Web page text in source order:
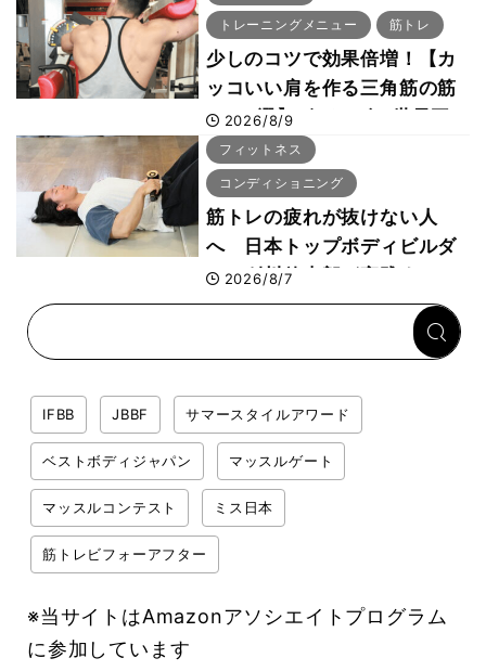
トレーニングメニュー 筋トレ
少しのコツで効果倍増！【カ
ッコいい肩を作る三角筋の筋
トレ6選】ボディビル世界王
者が解説！
2026/8/9
フィットネス
コンディショニング
筋トレの疲れが抜けない人
へ 日本トップボディビルダ
ー・刈川啓志郎が実践する
「回復習慣」
2026/8/7
IFBB JBBF サマースタイルアワード
ベストボディジャパン マッスルゲート
マッスルコンテスト ミス日本
筋トレビフォーアフター
※当サイトはAmazonアソシエイトプログラム
に参加しています